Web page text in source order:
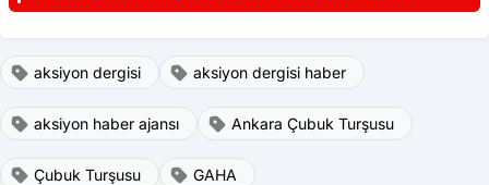
aksiyon dergisi aksiyon dergisi haber
aksiyon haber ajansı Ankara Çubuk Turşusu
Çubuk Turşusu GAHA